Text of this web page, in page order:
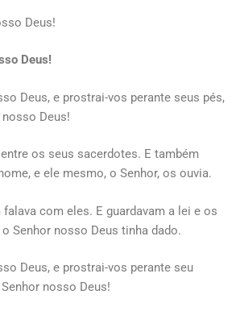
Deus!
Deus!
Deus, e prostrai-vos perante seus pés,
Deus!
os seus sacerdotes. E também
e ele mesmo, o Senhor, os ouvia.
com eles. E guardavam a lei e os
Senhor nosso Deus tinha dado.
Deus, e prostrai-vos perante seu
nosso Deus!